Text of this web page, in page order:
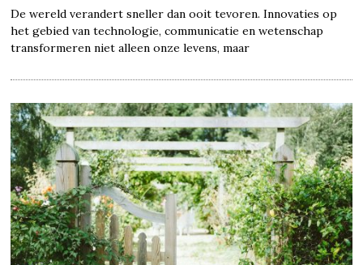
De wereld verandert sneller dan ooit tevoren. Innovaties op
het gebied van technologie, communicatie en wetenschap
transformeren niet alleen onze levens, maar